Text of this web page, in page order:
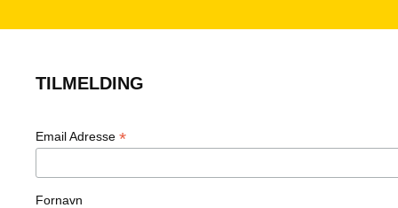
TILMELDING
Email Adresse *
Fornavn